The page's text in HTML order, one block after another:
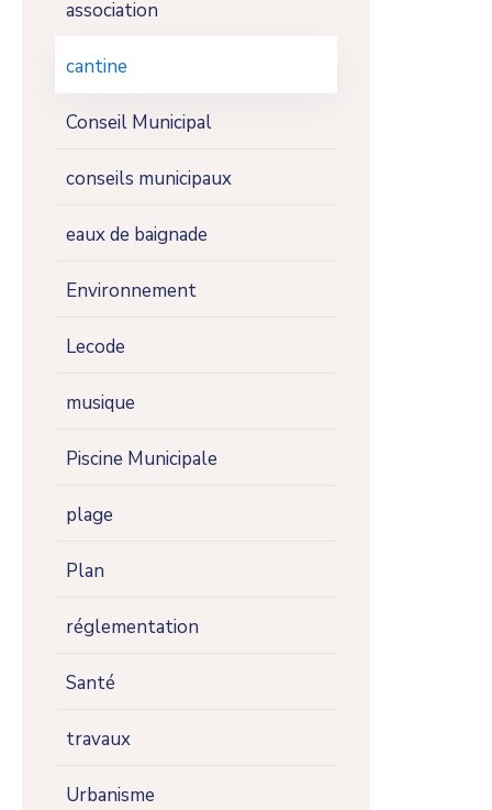
association
cantine
Conseil Municipal
conseils municipaux
eaux de baignade
Environnement
Lecode
musique
Piscine Municipale
plage
Plan
réglementation
Santé
travaux
Urbanisme